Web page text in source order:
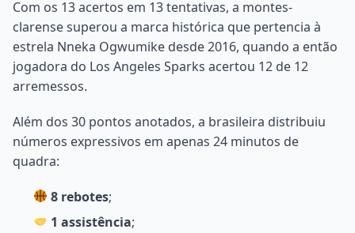
Com os 13 acertos em 13 tentativas, a montes-
clarense superou a marca histórica que pertencia à
estrela Nneka Ogwumike desde 2016, quando a então
jogadora do Los Angeles Sparks acertou 12 de 12
arremessos.
Além dos 30 pontos anotados, a brasileira distribuiu
números expressivos em apenas 24 minutos de
quadra:
8 rebotes;
1 assistência;